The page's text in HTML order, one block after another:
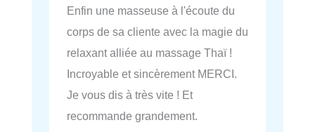
Enfin une masseuse à l'écoute du
corps de sa cliente avec la magie du
relaxant alliée au massage Thaï !
Incroyable et sincèrement MERCI.
Je vous dis à très vite ! Et
recommande grandement.